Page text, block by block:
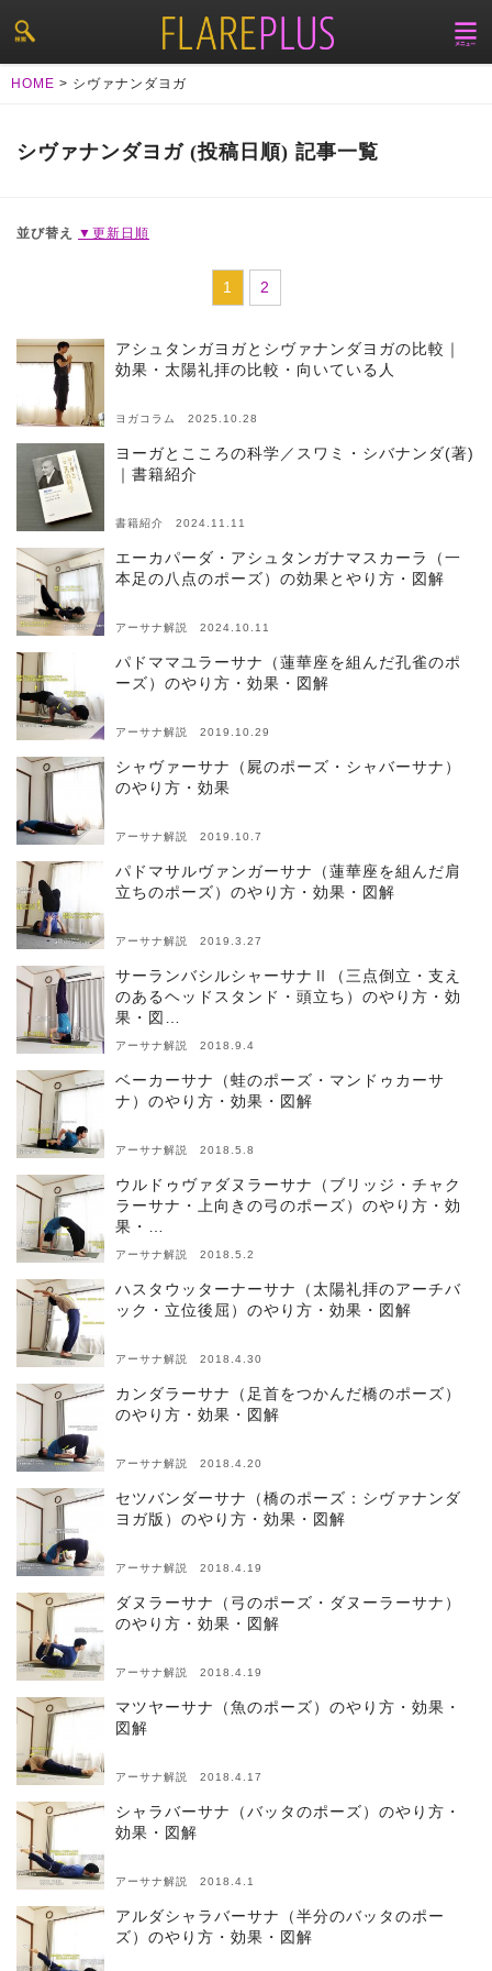
HOME > シヴァナンダヨガ
シヴァナンダヨガ (投稿日順) 記事一覧
並び替え ▼更新日順
1 2
アシュタンガヨガとシヴァナンダヨガの比較｜
効果・太陽礼拝の比較・向いている人
ヨガコラム 2025.10.28
ヨーガとこころの科学／スワミ・シバナンダ(著)
｜書籍紹介
書籍紹介 2024.11.11
エーカパーダ・アシュタンガナマスカーラ（一
本足の八点のポーズ）の効果とやり方・図解
アーサナ解説 2024.10.11
パドママユラーサナ（蓮華座を組んだ孔雀のポ
ーズ）のやり方・効果・図解
アーサナ解説 2019.10.29
シャヴァーサナ（屍のポーズ・シャバーサナ）
のやり方・効果
アーサナ解説 2019.10.7
パドマサルヴァンガーサナ（蓮華座を組んだ肩
立ちのポーズ）のやり方・効果・図解
アーサナ解説 2019.3.27
サーランバシルシャーサナⅡ（三点倒立・支え
のあるヘッドスタンド・頭立ち）のやり方・効
果・図…
アーサナ解説 2018.9.4
ベーカーサナ（蛙のポーズ・マンドゥカーサ
ナ）のやり方・効果・図解
アーサナ解説 2018.5.8
ウルドゥヴァダヌラーサナ（ブリッジ・チャク
ラーサナ・上向きの弓のポーズ）のやり方・効
果・…
アーサナ解説 2018.5.2
ハスタウッターナーサナ（太陽礼拝のアーチバ
ック・立位後屈）のやり方・効果・図解
アーサナ解説 2018.4.30
カンダラーサナ（足首をつかんだ橋のポーズ）
のやり方・効果・図解
アーサナ解説 2018.4.20
セツバンダーサナ（橋のポーズ：シヴァナンダ
ヨガ版）のやり方・効果・図解
アーサナ解説 2018.4.19
ダヌラーサナ（弓のポーズ・ダヌーラーサナ）
のやり方・効果・図解
アーサナ解説 2018.4.19
マツヤーサナ（魚のポーズ）のやり方・効果・
図解
アーサナ解説 2018.4.17
シャラバーサナ（バッタのポーズ）のやり方・
効果・図解
アーサナ解説 2018.4.1
アルダシャラバーサナ（半分のバッタのポー
ズ）のやり方・効果・図解